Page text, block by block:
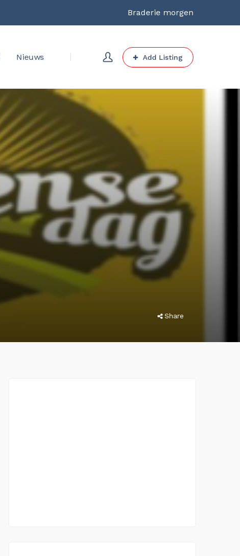
Braderie morgen
Nieuws Add Listing
Share